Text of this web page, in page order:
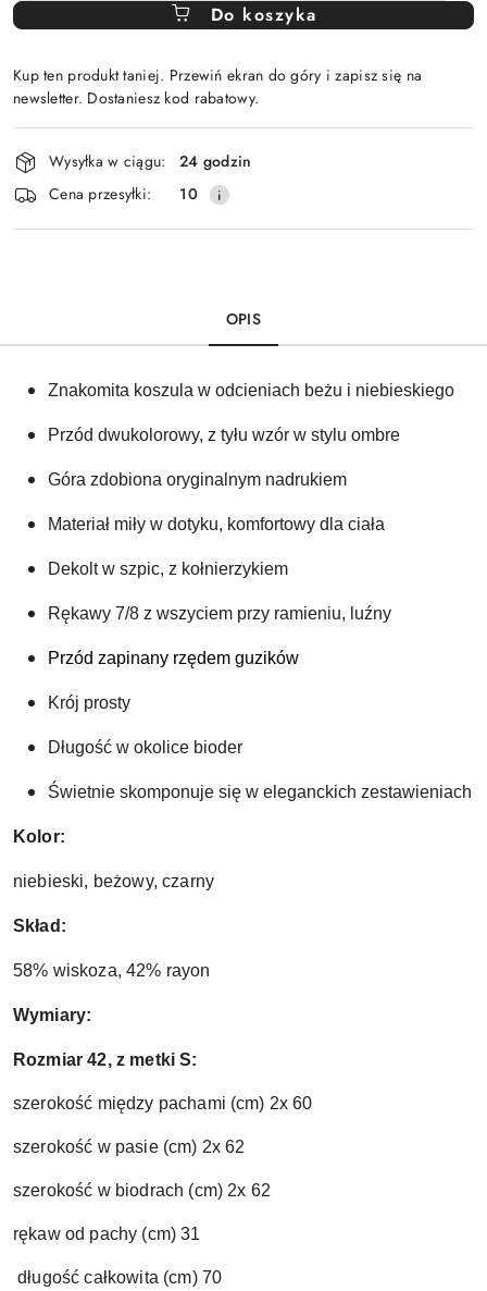
Do koszyka
Kup ten produkt taniej. Przewiń ekran do góry i zapisz się na
newsletter. Dostaniesz kod rabatowy.
Dostępność
i
dostawa
Wysyłka w ciągu:
24 godzin
Cena przesyłki:
10
OPIS
Znakomita koszula w odcieniach beżu i niebieskiego
Przód dwukolorowy, z tyłu wzór w stylu ombre
Góra zdobiona oryginalnym nadrukiem
Materiał miły w dotyku, komfortowy dla ciała
Dekolt w szpic, z kołnierzykiem
Rękawy 7/8 z wszyciem przy ramieniu, luźny
Przód zapinany rzędem guzików
Krój prosty
Długość w okolice bioder
Świetnie skomponuje się w eleganckich zestawieniach
Kolor:
niebieski, beżowy, czarny
Skład:
58% wiskoza, 42% rayon
Wymiary:
Rozmiar 42, z metki S:
szerokość między pachami (cm) 2x 60
szerokość w pasie (cm) 2x 62
szerokość w biodrach (cm) 2x 62
rękaw od pachy (cm) 31
długość całkowita (cm) 70